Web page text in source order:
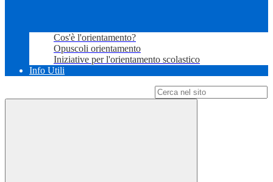
Cos'è l'orientamento?
Opuscoli orientamento
Iniziative per l'orientamento scolastico
Info Utili